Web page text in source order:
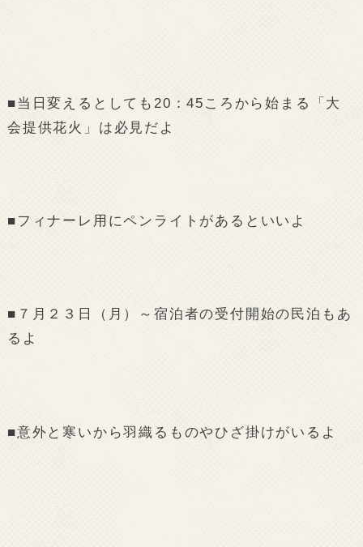
■当日変えるとしても20：45ころから始まる「大
会提供花火」は必見だよ
■フィナーレ用にペンライトがあるといいよ
■７月２３日（月）～宿泊者の受付開始の民泊もあ
るよ
■意外と寒いから羽織るものやひざ掛けがいるよ